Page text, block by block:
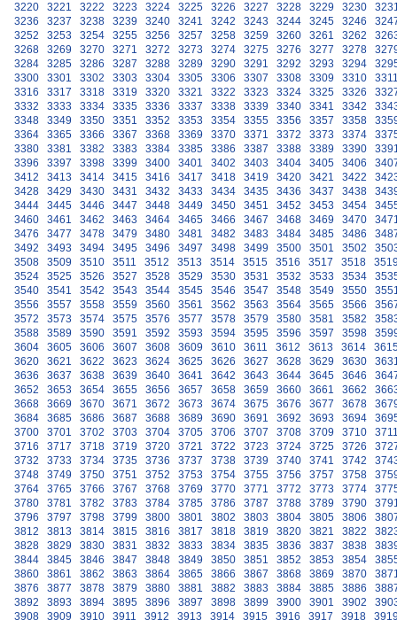
3220
3221 3222 3223 3224 3225 3226 3227 3228 3229 3230
3236
3237 3238 3239 3240 3241 3242 3243 3244 3245 3246
3252
3253 3254 3255 3256 3257 3258 3259 3260 3261 3262
3268
3269 3270 3271 3272 3273 3274 3275 3276 3277 3278
3284
3285 3286 3287 3288 3289 3290 3291 3292 3293 3294
3300
3301 3302 3303 3304 3305 3306 3307 3308 3309 3310
3316
3317 3318 3319 3320 3321 3322 3323 3324 3325 3326
3332
3333 3334 3335 3336 3337 3338 3339 3340 3341 3342
3348
3349 3350 3351 3352 3353 3354 3355 3356 3357 3358
3364
3365 3366 3367 3368 3369 3370 3371 3372 3373 3374
3380
3381 3382 3383 3384 3385 3386 3387 3388 3389 3390
3396
3397 3398 3399 3400 3401 3402 3403 3404 3405 3406
3412
3413 3414 3415 3416 3417 3418 3419 3420 3421 3422
3428
3429 3430 3431 3432 3433 3434 3435 3436 3437 3438
3444
3445 3446 3447 3448 3449 3450 3451 3452 3453 3454
3460
3461 3462 3463 3464 3465 3466 3467 3468 3469 3470
3476
3477 3478 3479 3480 3481 3482 3483 3484 3485 3486
3492
3493 3494 3495 3496 3497 3498 3499 3500 3501 3502
3508
3509 3510 3511 3512 3513 3514 3515 3516 3517 3518
3524
3525 3526 3527 3528 3529 3530 3531 3532 3533 3534
3540
3541 3542 3543 3544 3545 3546 3547 3548 3549 3550
3556
3557 3558 3559 3560 3561 3562 3563 3564 3565 3566
3572
3573 3574 3575 3576 3577 3578 3579 3580 3581 3582
3588
3589 3590 3591 3592 3593 3594 3595 3596 3597 3598
3604
3605 3606 3607 3608 3609 3610 3611 3612 3613 3614
3620
3621 3622 3623 3624 3625 3626 3627 3628 3629 3630
3636
3637 3638 3639 3640 3641 3642 3643 3644 3645 3646
3652
3653 3654 3655 3656 3657 3658 3659 3660 3661 3662
3668
3669 3670 3671 3672 3673 3674 3675 3676 3677 3678
3684
3685 3686 3687 3688 3689 3690 3691 3692 3693 3694
3700
3701 3702 3703 3704 3705 3706 3707 3708 3709 3710
3716
3717 3718 3719 3720 3721 3722 3723 3724 3725 3726
3732
3733 3734 3735 3736 3737 3738 3739 3740 3741 3742
3748
3749 3750 3751 3752 3753 3754 3755 3756 3757 3758
3764
3765 3766 3767 3768 3769 3770 3771 3772 3773 3774
3780
3781 3782 3783 3784 3785 3786 3787 3788 3789 3790
3796
3797 3798 3799 3800 3801 3802 3803 3804 3805 3806
3812
3813 3814 3815 3816 3817 3818 3819 3820 3821 3822
3828
3829 3830 3831 3832 3833 3834 3835 3836 3837 3838
3844
3845 3846 3847 3848 3849 3850 3851 3852 3853 3854
3860
3861 3862 3863 3864 3865 3866 3867 3868 3869 3870
3876
3877 3878 3879 3880 3881 3882 3883 3884 3885 3886
3892
3893 3894 3895 3896 3897 3898 3899 3900 3901 3902
3908
3909 3910 3911 3912 3913 3914 3915 3916 3917 3918